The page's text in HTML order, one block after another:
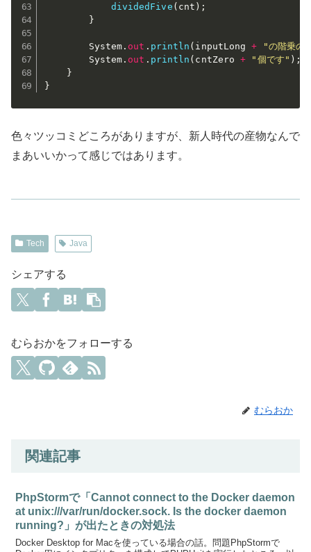
dividedFive ( cnt ) ;
}
		System
. out . println ( inputLong +
"の階乗の
		System
. out . println ( cntZero + "個です" ) ;
}
}
色々ツッコミどころがありますが、新人時代の産物なんで
まあいいかって感じではあります。
Tech Java
シェアする
むらおかをフォローする
むらおか
関連記事
PhpStormで「Cannot connect to the Docker daemon
at unix:///var/run/docker.sock. Is the docker daemon
running?」が出たときの対処法
Docker Desktop for Macを使っている場合の話。問題PhpStormで